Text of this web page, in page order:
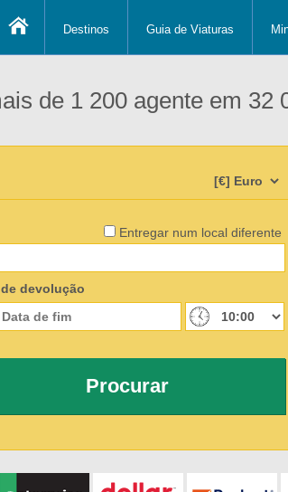
Destinos Guia de Viaturas
de 1 200 agente em 32
Entregar num local diferente
de devolução
Procurar